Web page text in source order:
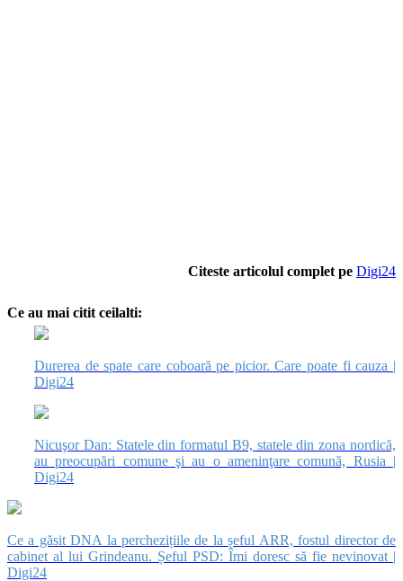
Citeste articolul complet pe Digi24
Ce au mai citit ceilalti:
Durerea de spate care coboară pe picior. Care poate fi cauza |
Digi24
Nicuşor Dan: Statele din formatul B9, statele din zona nordică,
au preocupări comune şi au o ameninţare comună, Rusia |
Digi24
Ce a găsit DNA la perchezițiile de la șeful ARR, fostul director de
cabinet al lui Grindeanu. Șeful PSD: Îmi doresc să fie nevinovat |
Digi24